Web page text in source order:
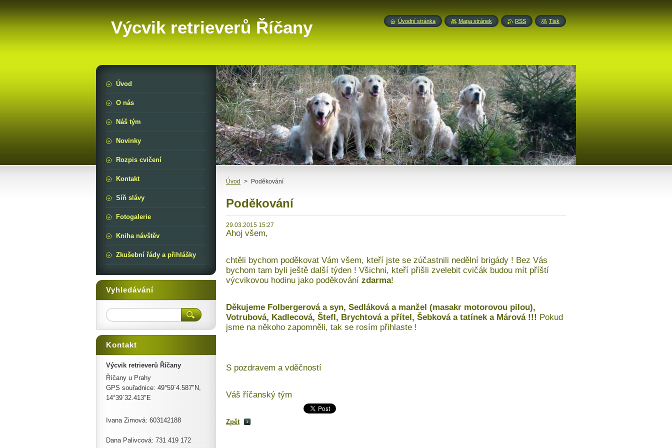
Výcvik retrieverů Říčany
Úvod > Poděkování
Poděkování
29.03.2015 15:27
Ahoj všem,
chtěli bychom poděkovat Vám všem, kteří jste se zúčastnili nedělní brigády ! Bez Vás
bychom tam byli ještě další týden ! Všichni, kteří přišli zvelebit cvičák budou mít příští
výcvikovou hodinu jako poděkování zdarma!
Děkujeme Folbergerová a syn, Sedláková a manžel (masakr motorovou pilou),
Votrubová, Kadlecová, Štefl, Brychtová a přítel, Šebková a tatínek a Márová !!! Pokud
jsme na někoho zapomněli, tak se rosím přihlaste !
S pozdravem a vděčností
Váš říčanský tým
Zpět
Úvod
O nás
Náš tým
Novinky
Rozpis cvičení
Kontakt
Síň slávy
Fotogalerie
Kniha návštěv
Zkušební řády a přihlášky
Vyhledávání
Kontakt
Výcvik retrieverů Říčany
Říčany u Prahy
GPS souřadnice: 49°59´4.587"N,
14°39´32.413"E
Ivana Zimová: 603142188
Dana Palivcová: 731 419 172
Úvodní stránka Mapa stránek RSS Tisk